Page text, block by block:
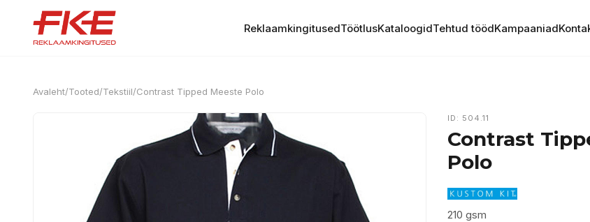
ReklaamkingitusedTöötlusKataloogidTehtud töödKampaaniad
Avaleht/Tooted/Tekstiil/Contrast Tipped Meeste Polo
ID: 504.11
Contrast
Polo
210 gsm